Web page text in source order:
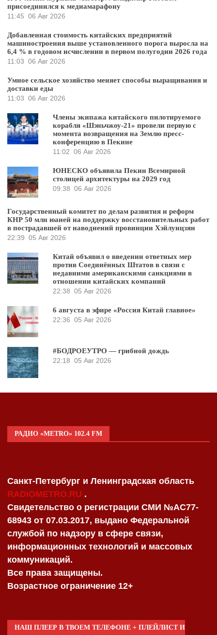
присоединился к медиамарафону
11:45 06 Авг 2026
Добавленная стоимость китайских предприятий
машиностроения выше установленного порога выросла на
6,4 % в годовом исчислении в первом полугодии 2026 года
11:03 06 Авг 2026
Умное сельское хозяйство меняет способы выращивания и
доставки еды
11:03 06 Авг 2026
Члены экипажа китайского пилотируемого
корабля «Шэньчжоу-21» провели первую с
момента возвращения на Землю пресс-
конференцию в Пекине
11:02 06 Авг 2026
ЮНЕСКО объявила Пекин Всемирной
столицей архитектуры на 2029 год
09:38 06 Авг 2026
Государственный комитет по делам развития и реформ
КНР 50 млн юаней на поддержку восстановительных работ
в пострадавшей от наводнений провинции Хэйлунцзян
22:39 05 Авг 2026
Китай объявил о введении ответных мер
против Соединённых Штатов в связи с
недавними американскими санкциями в
отношении китайских компаний
22:38 05 Авг 2026
6 августа в эфире «Россия Китай главное»
22:36 05 Авг 2026
#БОДРОЕУТРО — грибной дождь
22:18 05 Авг 2026
РАДИО «METRO» 102.4 FM
Санкт-Петербург и Ленинградская область
RADIOMETRO.RU .
Свидетельство о регистрации СМИ №AC77-
68943 от 07.03.2017, выдано Федеральной
службой по надзору в сфере связи,
информационных технологий и массовых
коммуникаций.
Все права защищены.
Возрастное ограничение 12+
НАШ ПЛЕЕР В ТВОЕМ ТЕЛЕФОНЕ + ПЛЕЙЛИСТ И